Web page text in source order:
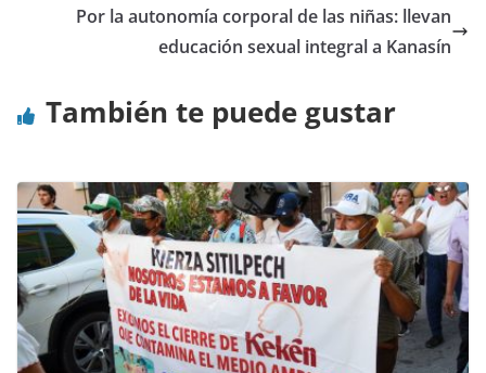
Por la autonomía corporal de las niñas: llevan
educación sexual integral a Kanasín
También te puede gustar